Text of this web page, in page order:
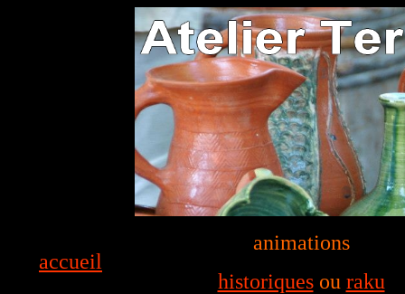
accueil
animations
historiques ou raku